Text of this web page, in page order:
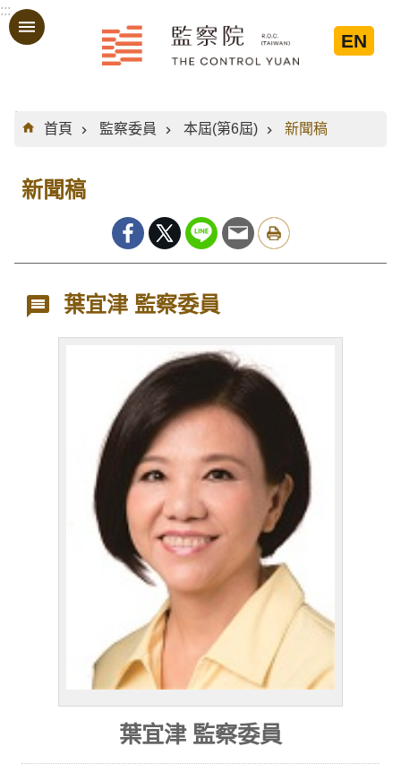
跳到主要內容區塊
:::
EN
:::
首頁
監察委員 本屆(第6屆) 新聞稿
新聞稿
葉宜津 監察委員
葉宜津 監察委員